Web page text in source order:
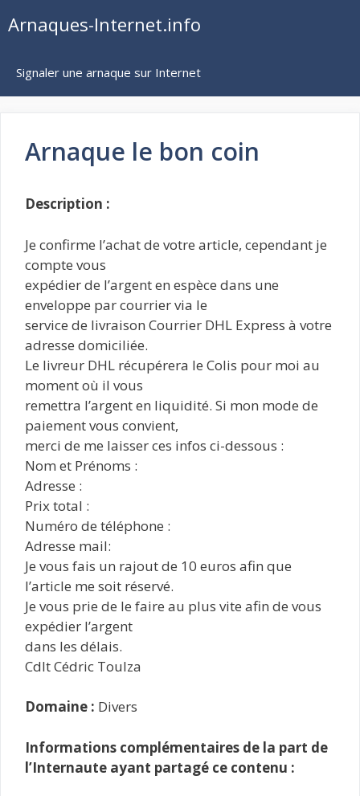
auArnaques-Internet.info
Signaler une arnaque sur Internet
Arnaque le bon coin
Description :
Je confirme l’achat de votre article, cependant je
compte vous
expédier de l’argent en espèce dans une
enveloppe par courrier via le
service de livraison Courrier DHL Express à votre
adresse domiciliée.
Le livreur DHL récupérera le Colis pour moi au
moment où il vous
remettra l’argent en liquidité. Si mon mode de
paiement vous convient,
merci de me laisser ces infos ci-dessous :
Nom et Prénoms :
Adresse :
Prix total :
Numéro de téléphone :
Adresse mail:
Je vous fais un rajout de 10 euros afin que
l’article me soit réservé.
Je vous prie de le faire au plus vite afin de vous
expédier l’argent
dans les délais.
Cdlt Cédric Toulza
Domaine : Divers
Informations complémentaires de la part de
l’Internaute ayant partagé ce contenu :